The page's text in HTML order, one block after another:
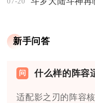
新手问答
什么样的阵容
适配影之刃的阵容